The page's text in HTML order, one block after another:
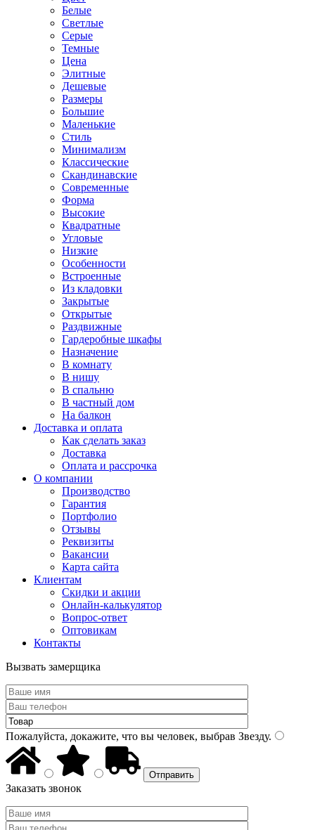
Белые
Светлые
Серые
Темные
Цена
Элитные
Дешевые
Размеры
Большие
Маленькие
Стиль
Минимализм
Классические
Скандинавские
Современные
Форма
Высокие
Квадратные
Угловые
Низкие
Особенности
Встроенные
Из кладовки
Закрытые
Открытые
Раздвижные
Гардеробные шкафы
Назначение
В комнату
В нишу
В спальню
В частный дом
На балкон
Доставка и оплата
Как сделать заказ
Доставка
Оплата и рассрочка
О компании
Производство
Гарантия
Портфолио
Отзывы
Реквизиты
Вакансии
Карта сайта
Клиентам
Скидки и акции
Онлайн-калькулятор
Вопрос-ответ
Оптовикам
Контакты
Вызвать замерщика
Пожалуйста, докажите, что вы человек, выбрав Звезду.
Заказать звонок